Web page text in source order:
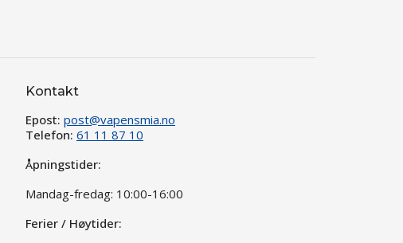
Kontakt
Epost: post@vapensmia.no
Telefon: 61 11 87 10
Åpningstider:
Mandag-fredag: 10:00-16:00
Ferier / Høytider: